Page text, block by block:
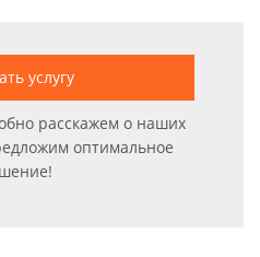
услугу
расскажем о наших
оптимальное